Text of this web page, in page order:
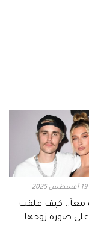
19 أغسطس 2025
معاً.. كيف علقت
على صورة زوجها